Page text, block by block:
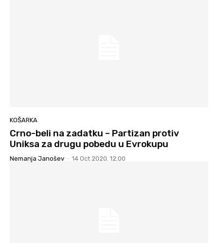
KOŠARKA
Crno-beli na zadatku – Partizan protiv
Uniksa za drugu pobedu u Evrokupu
Nemanja Janošev - 14 Oct 2020. 12:00